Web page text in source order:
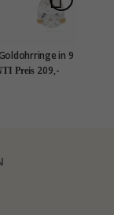
in 9
mit Zirkon -
Preis 209,-